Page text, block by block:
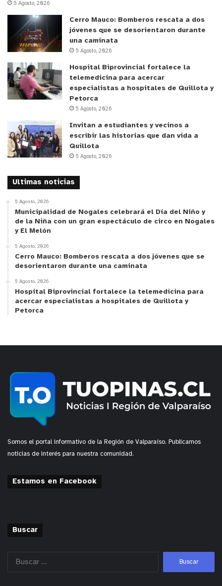
5 Agosto, 2026
Cerro Mauco: Bomberos rescata a dos
jóvenes que se desorientaron durante
una caminata
5 Agosto, 2026
Hospital Biprovincial fortalece la
telemedicina para acercar
especialistas a hospitales de Quillota y
Petorca
5 Agosto, 2026
Invitan a estudiantes y vecinos a
escribir las historias que dan vida a
Quillota
5 Agosto, 2026
Ultimas noticias
5 Agosto, 2026
Municipalidad de Nogales celebrará el Día del Niño y
de la Niña con un gran espectáculo de circo en Nogales
y El Melón
5 Agosto, 2026
Cerro Mauco: Bomberos rescata a dos jóvenes que se
desorientaron durante una caminata
5 Agosto, 2026
Hospital Biprovincial fortalece la telemedicina para
acercar especialistas a hospitales de Quillota y
Petorca
Somos el portal informativo de la Región de Valparaíso. Publicamos
noticias de interés para nuestra comunidad.
Estamos en Facebook
Buscar